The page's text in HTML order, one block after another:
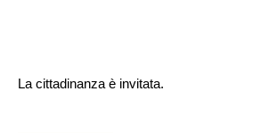
La cittadinanza è invitata.